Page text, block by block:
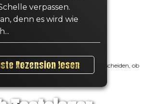
verpassen.
denn es wird wie
Rezension lesen
Cookies). Du kannst selbst entscheiden, ob